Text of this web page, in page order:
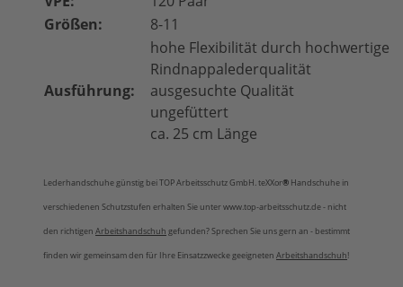
Größen:
8-11
Ausführung:
hohe Flexibilität durch hochwertige
Rindnappalederqualität
ausgesuchte Qualität
ungefüttert
ca. 25 cm Länge
Lederhandschuhe günstig bei TOP Arbeitsschutz GmbH. teXXor® Handschuhe in
verschiedenen Schutzstufen erhalten Sie unter www.top-arbeitsschutz.de - nicht
den richtigen Arbeitshandschuh gefunden? Sprechen Sie uns gern an - bestimmt
finden wir gemeinsam den für Ihre Einsatzzwecke geeigneten Arbeitshandschuh!